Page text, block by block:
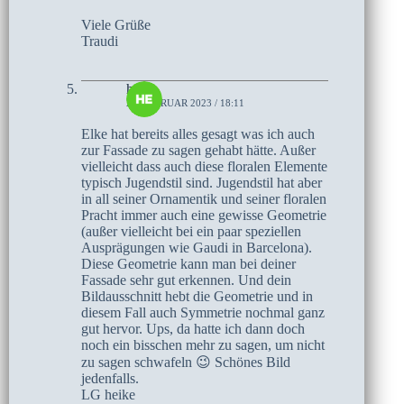
Viele Grüße
Traudi
heike
22. FEBRUAR 2023 / 18:11
Elke hat bereits alles gesagt was ich auch
zur Fassade zu sagen gehabt hätte. Außer
vielleicht dass auch diese floralen Elemente
typisch Jugendstil sind. Jugendstil hat aber
in all seiner Ornamentik und seiner floralen
Pracht immer auch eine gewisse Geometrie
(außer vielleicht bei ein paar speziellen
Ausprägungen wie Gaudi in Barcelona).
Diese Geometrie kann man bei deiner
Fassade sehr gut erkennen. Und dein
Bildausschnitt hebt die Geometrie und in
diesem Fall auch Symmetrie nochmal ganz
gut hervor. Ups, da hatte ich dann doch
noch ein bisschen mehr zu sagen, um nicht
zu sagen schwafeln 😉 Schönes Bild
jedenfalls.
LG heike